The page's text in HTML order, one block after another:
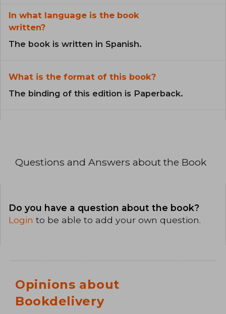
In what language is the book
written?
The book is written in Spanish.
What is the format of this book?
The binding of this edition is Paperback.
Questions and Answers about the Book
Do you have a question about the book?
Login to be able to add your own question.
Opinions about
Bookdelivery